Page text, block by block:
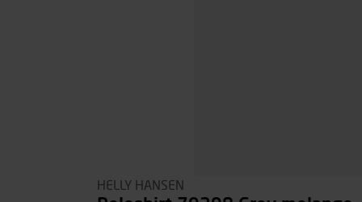
HELLY HANSEN